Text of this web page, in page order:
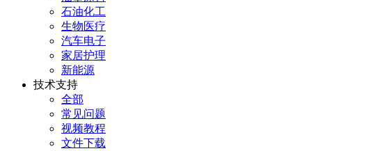
石油化工
生物医疗
汽车电子
家居护理
新能源
技术支持
全部
常见问题
视频教程
文件下载